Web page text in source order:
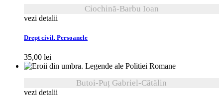
Ciochină-Barbu Ioan
vezi detalii
Drept civil. Persoanele
35,00 lei
Butoi-Puț Gabriel-Cătălin
vezi detalii